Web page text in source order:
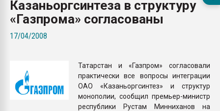
ситуацией на
Всё, что касается
Казаньоргсинтеза в структуру
«Газпрома» согласованы
17/04/2008
Татарстан и «Газпром» согласовали
практически все вопросы интеграции
ОАО «Казаньоргсинтез» и структур
монополии, сообщил премьер-министр
республики Рустам Минниханов на